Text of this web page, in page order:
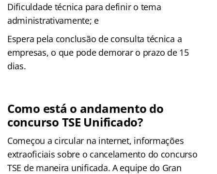
Dificuldade técnica para definir o tema
administrativamente; e
Espera pela conclusão de consulta técnica a
empresas, o que pode demorar o prazo de 15
dias.
Como está o andamento do
concurso TSE Unificado?
Começou a circular na internet, informações
extraoficiais sobre o cancelamento do concurso
TSE de maneira unificada. A equipe do Gran